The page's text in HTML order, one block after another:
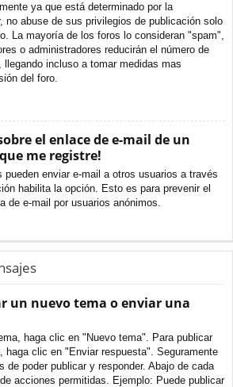
ya que está determinado por la
no abuse de sus privilegios de publicación solo
La mayoría de los foros lo consideran "spam",
o administradores reducirán el número de
incluso a tomar medidas mas
del foro.
el enlace de e-mail de un
me registre!
pueden enviar e-mail a otros usuarios a través
habilita la opción. Esto es para prevenir el
de e-mail por usuarios anónimos.
un nuevo tema o enviar una
haga clic en "Nuevo tema". Para publicar
haga clic en "Enviar respuesta". Seguramente
de poder publicar y responder. Abajo de cada
acciones permitidas. Ejemplo: Puede publicar